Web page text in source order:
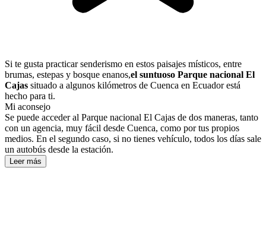
Si te gusta practicar senderismo en estos paisajes místicos, entre
brumas, estepas y bosque enanos,el suntuoso Parque nacional El
Cajas situado a algunos kilómetros de Cuenca en Ecuador está
hecho para ti.
Mi aconsejo
Se puede acceder al Parque nacional El Cajas de dos maneras, tanto
con un agencia, muy fácil desde Cuenca, como por tus propios
medios. En el segundo caso, si no tienes vehículo, todos los días sale
un autobús desde la estación.
Leer más